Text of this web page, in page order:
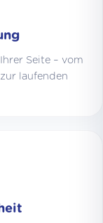
Seite – vom
laufenden